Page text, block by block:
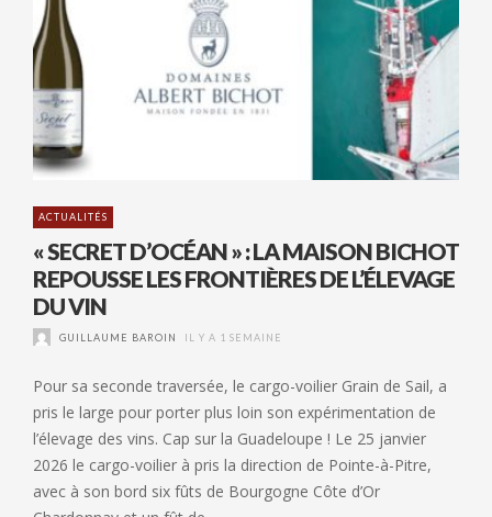
ACTUALITÉS
« SECRET D’OCÉAN » : LA MAISON BICHOT
REPOUSSE LES FRONTIÈRES DE L’ÉLEVAGE
DU VIN
GUILLAUME BAROIN IL Y A 1 SEMAINE
Pour sa seconde traversée, le cargo-voilier Grain de Sail, a
pris le large pour porter plus loin son expérimentation de
l’élevage des vins. Cap sur la Guadeloupe ! Le 25 janvier
2026 le cargo-voilier à pris la direction de Pointe-à-Pitre,
avec à son bord six fûts de Bourgogne Côte d’Or